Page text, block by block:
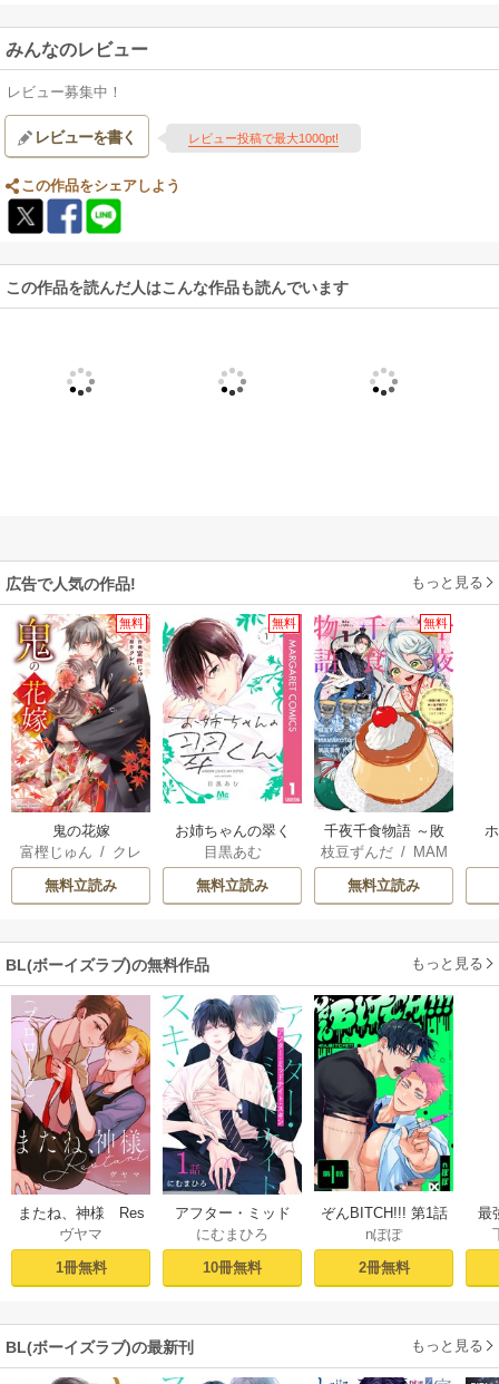
みんなのレビュー
レビュー募集中！
レビューを書く レビュー投稿で最大1000pt!
この作品をシェアしよう
この作品を読んだ人はこんな作品も読んでいます
広告で人気の作品! もっと見る
無料
鬼の花嫁
富樫じゅん / クレ
ハ
無料立読み
無料
お姉ちゃんの翠く
ん
目黒あむ
無料立読み
無料
千夜千食物語 ～敗
国の姫ですが氷の
皇子殿下がどうも
溺愛してくれてい
枝豆ずんだ/ MAM
AKOTO
/ 鴉羽凛燈
無料立読み
BL(ボーイズラブ)の無料作品 もっと見る
またね、神様 Res
tart［ばら売り］
プロローグ
ヴヤマ
1冊無料
アフター・ミッド
ナイト・スキン
［ばら売り］ 第1話
にむまひろ
10冊無料
ぞんBITCH!!! 第1話
nぽぽ
2冊無料
最
BL(ボーイズラブ)の最新刊 もっと見る